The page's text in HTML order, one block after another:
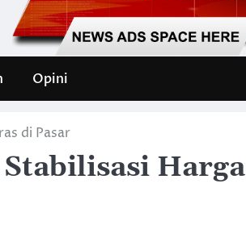
Opini
di Pasar
Harga